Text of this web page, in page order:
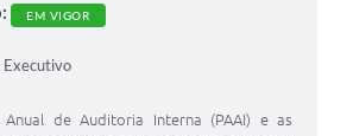
EM VIGOR
Executivo
de Auditoria Interna (PAAI) e as